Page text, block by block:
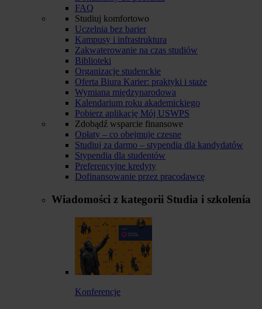
FAQ
Studiuj komfortowo
Uczelnia bez barier
Kampusy i infrastruktura
Zakwaterowanie na czas studiów
Biblioteki
Organizacje studenckie
Oferta Biura Karier: praktyki i staże
Wymiana międzynarodowa
Kalendarium roku akademickiego
Pobierz aplikację Mój USWPS
Zdobądź wsparcie finansowe
Opłaty – co obejmuje czesne
Studiuj za darmo – stypendia dla kandydatów
Stypendia dla studentów
Preferencyjne kredyty
Dofinansowanie przez pracodawcę
Wiadomości z kategorii Studia i szkolenia
Konferencje